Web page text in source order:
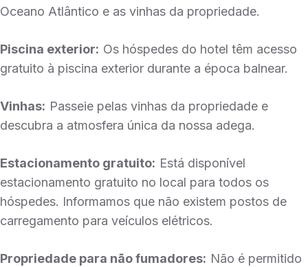
Oceano Atlântico e as vinhas da propriedade.
Piscina exterior: Os hóspedes do hotel têm acesso
gratuito à piscina exterior durante a época balnear.
Vinhas: Passeie pelas vinhas da propriedade e
descubra a atmosfera única da nossa adega.
Estacionamento gratuito: Está disponível
estacionamento gratuito no local para todos os
hóspedes. Informamos que não existem postos de
carregamento para veículos elétricos.
Propriedade para não fumadores: Não é permitido